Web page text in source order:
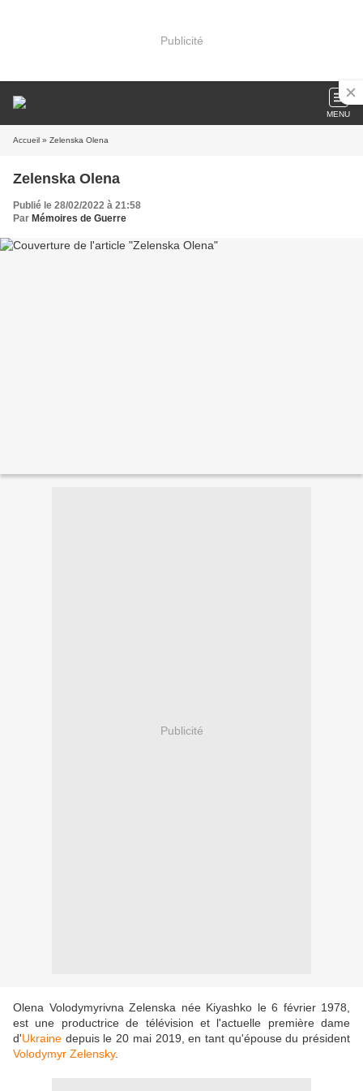
Publicité
MENU
Accueil » Zelenska Olena
Zelenska Olena
Publié le 28/02/2022 à 21:58
Par Mémoires de Guerre
Publicité
Olena Volodymyrivna Zelenska née Kiyashko le 6 février 1978,
est une productrice de télévision et l'actuelle première dame
d'Ukraine depuis le 20 mai 2019, en tant qu'épouse du président
Volodymyr Zelensky.